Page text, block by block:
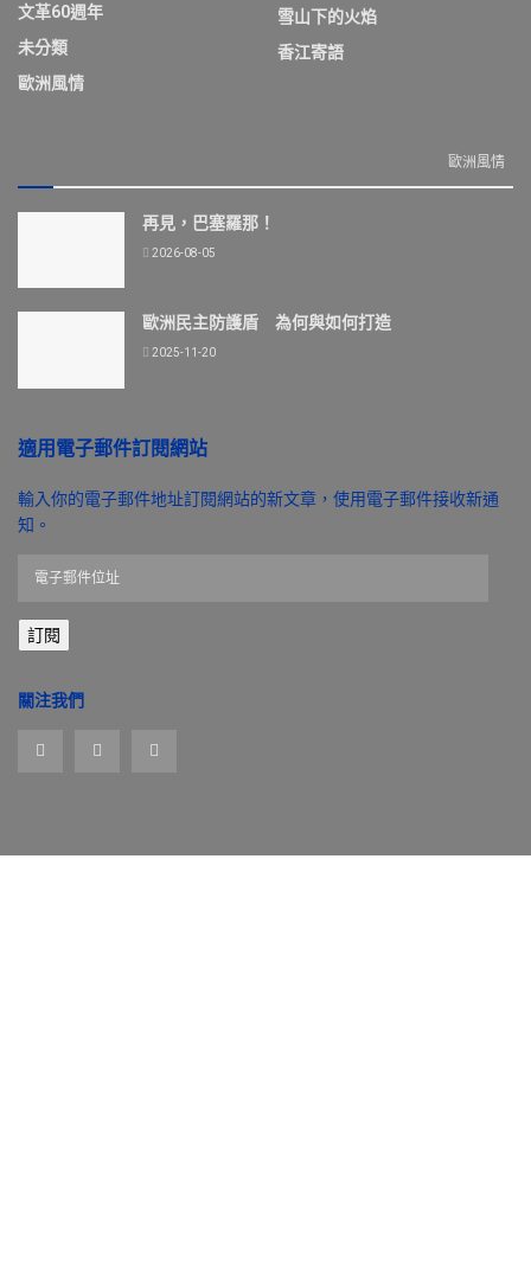
文革60週年
未分類
歐洲風情
雪山下的火焰
香江寄語
歐洲風情
再見，巴塞羅那！
2026-08-05
歐洲民主防護盾 為何與如何打造
2025-11-20
適用電子郵件訂閱網站
輸入你的電子郵件地址訂閱網站的新文章，使用電子郵件接收新通
知。
郵
件
址
訂閱
關注我們